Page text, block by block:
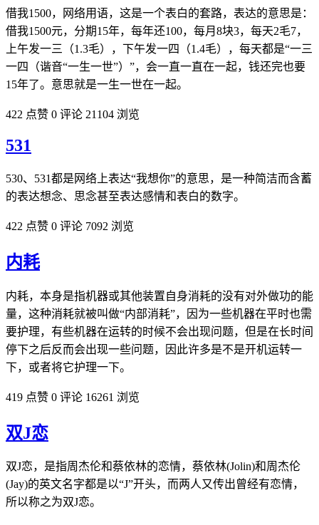
借我1500，网络用语，这是一个表白的套路，表达的意思是：
借我1500元，分期15年，每年还100，每月8块3，每天2毛7，
上午发一三（1.3毛），下午发一四（1.4毛），每天都是“一三
一四（谐音“一生一世”）”，会一直一直在一起，钱还完也要
15年了。意思就是一生一世在一起。
422 点赞 0 评论 21104 浏览
531
530、531都是网络上表达“我想你”的意思，是一种简洁而含蓄
的表达想念、思念甚至表达感情和表白的数字。
422 点赞 0 评论 7092 浏览
内耗
内耗，本身是指机器或其他装置自身消耗的没有对外做功的能
量，这种消耗就被叫做“内部消耗”，因为一些机器在平时也需
要护理，有些机器在运转的时候不会出现问题，但是在长时间
停下之后反而会出现一些问题，因此许多是不是开机运转一
下，或者将它护理一下。
419 点赞 0 评论 16261 浏览
双J恋
双J恋，是指周杰伦和蔡依林的恋情，蔡依林(Jolin)和周杰伦
(Jay)的英文名字都是以“J”开头，而两人又传出曾经有恋情，
所以称之为双J恋。